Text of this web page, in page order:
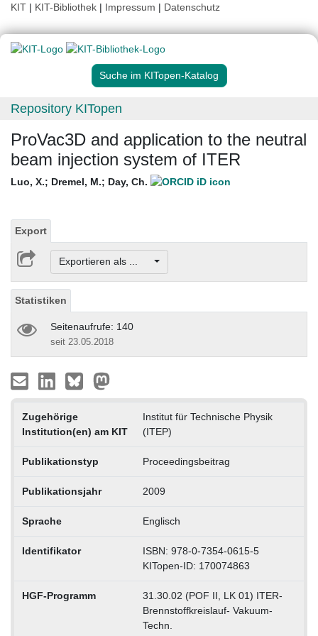
KIT | KIT-Bibliothek | Impressum | Datenschutz
Suche im KITopen-Katalog
Repository KITopen
ProVac3D and application to the neutral
beam injection system of ITER
Luo, X.; Dremel, M.; Day, Ch.
Export
Exportieren als ...
Statistiken
Seitenaufrufe: 140
seit 23.05.2018
Zugehörige
Institution(en) am KIT
Institut für Technische Physik
(ITEP)
Publikationstyp Proceedingsbeitrag
Publikationsjahr 2009
Sprache Englisch
Identifikator
ISBN: 978-0-7354-0615-5
KITopen-ID: 170074863
HGF-Programm
31.30.02 (POF II, LK 01) ITER-
Brennstoffkreislauf- Vakuum-
Techn.